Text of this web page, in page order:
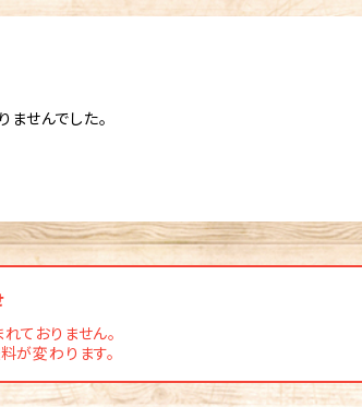
せんでした。
ておりません。
が変わります。